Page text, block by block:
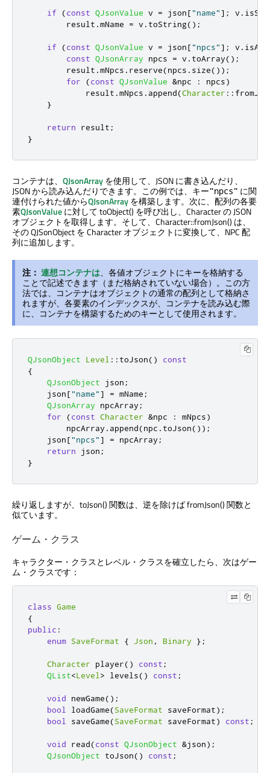
if (const QJsonValue v = json["name"] ; v .
        result
.mName = v . toString();
if (const QJsonValue v = json["npcs"] ; v .
const QJsonArray npcs = v . toArray();
        result
.mNpcs . reserve(npcs . size());
for
(const QJsonValue &npc : npcs)
            result
.mNpcs . append(Character ::
}
return result ;
}
コンテナは、 QJsonArrayを使用して、JSON に書き込んだり、
JSON から読み込んだりできます。この例では、キー"npcs" に関
連付けられた値からQJsonArrayを構築します。次に、配列の各要
素QJsonValueに対して toObject() を呼び出し、Character の JSON
オブジェクトを取得します。そして、Character::fromJson() は、
その QJSonObject を Character オブジェクトに変換して、NPC 配
列に追加します。
注： 連想コンテナは、各値オブジェクトにキーを格納する
ことで記述できます（まだ格納されていない場合）。この方
法では、コンテナはオブジェクトの通常の配列として格納さ
れますが、各要素のインデックスが、コンテナを読み込む際
に、コンテナを構築するためのキーとして使用されます。
QJsonObject Level :: toJson()
const
{
QJsonObject json ;
    json
["name"] = mName ;
QJsonArray npcArray ;
for
(const Character &npc : mNpcs)
        npcArray
. append(npc . toJson());
    json
["npcs"] = npcArray ;
return json ;
}
繰り返しますが、toJson() 関数は、逆を除けば fromJson() 関数と
似ています。
ゲーム・クラス
キャラクター・クラスとレベル・クラスを確立したら、次はゲー
ム・クラスです：
class Game
{
public :
enum SaveFormat { Json , Binary };
Character player() const ;
QList<Level > levels() const ;
void newGame();
bool
loadGame(SaveFormat saveFormat);
bool
saveGame(SaveFormat saveFormat) const ;
void read(const QJsonObject &json);
QJsonObject toJson() const ;